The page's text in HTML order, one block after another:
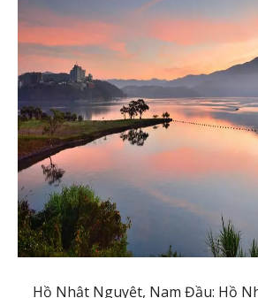
Hồ Nhật Nguyệt, Nam Đầu: Hồ